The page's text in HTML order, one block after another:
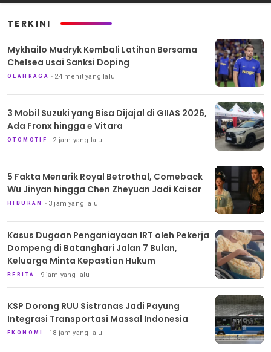
TERKINI
Mykhailo Mudryk Kembali Latihan Bersama
Chelsea usai Sanksi Doping
OLAHRAGA 24 menit yang lalu
3 Mobil Suzuki yang Bisa Dijajal di GIIAS 2026,
Ada Fronx hingga e Vitara
OTOMOTIF 2 jam yang lalu
5 Fakta Menarik Royal Betrothal, Comeback
Wu Jinyan hingga Chen Zheyuan Jadi Kaisar
HIBURAN 3 jam yang lalu
Kasus Dugaan Penganiayaan IRT oleh Pekerja
Dompeng di Batanghari Jalan 7 Bulan,
Keluarga Minta Kepastian Hukum
BERITA 9 jam yang lalu
KSP Dorong RUU Sistranas Jadi Payung
Integrasi Transportasi Massal Indonesia
EKONOMI 18 jam yang lalu